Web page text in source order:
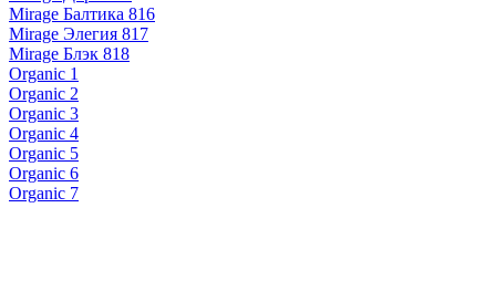
Mirage Балтика 816
Mirage Элегия 817
Mirage Блэк 818
Organic 1
Organic 2
Organic 3
Organic 4
Organic 5
Organic 6
Organic 7